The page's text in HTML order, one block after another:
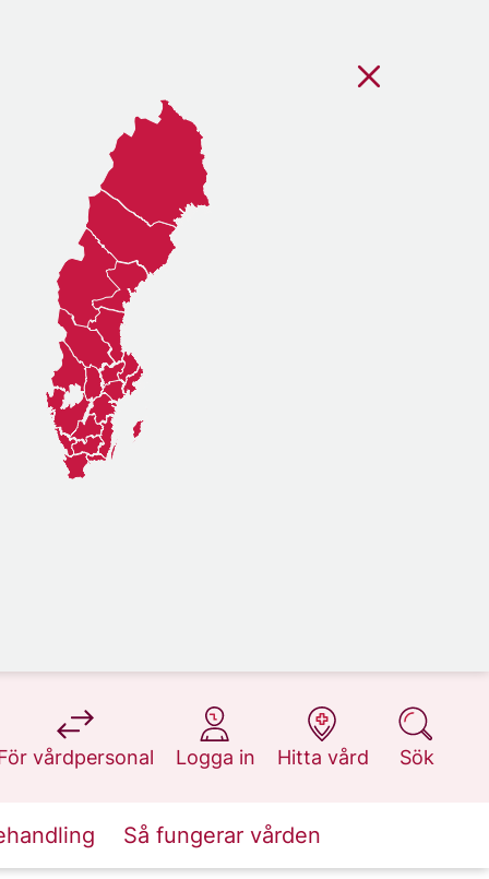
vårdpersonal
på 1177.se
Logga in
på 1177.se
Hitta vård
på 1177.se
Sök
på 1177.se
Så fungerar vården